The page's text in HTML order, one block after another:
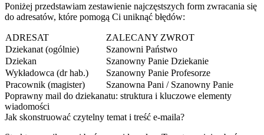
Poniżej przedstawiam zestawienie najczęstszych form zwracania się
do adresatów, które pomogą Ci uniknąć błędów:
ADRESAT
ZALECANY ZWROT
Dziekanat (ogólnie)
Szanowni Państwo
Dziekan
Szanowny Panie Dziekanie
Wykładowca (dr hab.)
Szanowny Panie Profesorze
Pracownik (magister)
Szanowna Pani / Szanowny Panie
Poprawny mail do dziekanatu: struktura i kluczowe elementy
wiadomości
Jak skonstruować czytelny temat i treść e-maila?